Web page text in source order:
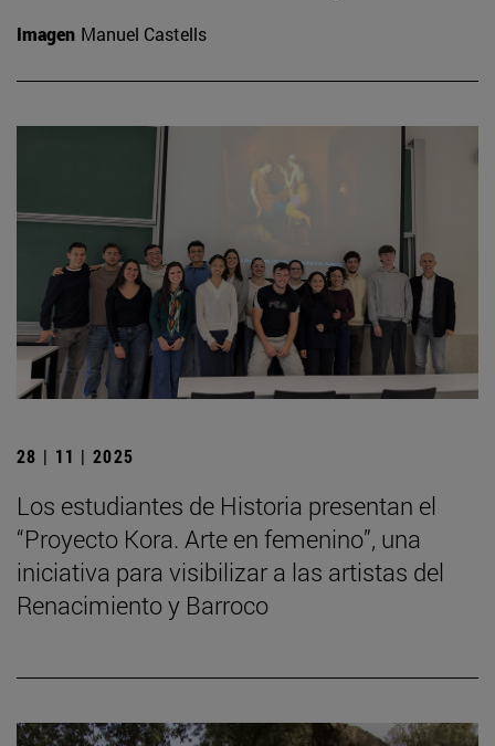
Imagen Manuel Castells
28 | 11 | 2025
Los estudiantes de Historia presentan el
“Proyecto Kora. Arte en femenino”, una
iniciativa para visibilizar a las artistas del
Renacimiento y Barroco